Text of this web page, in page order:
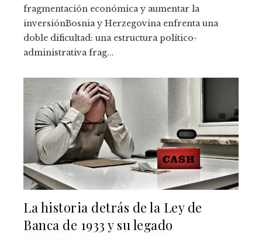
fragmentación económica y aumentar la
inversiónBosnia y Herzegovina enfrenta una
doble dificultad: una estructura político-
administrativa frag...
La historia detrás de la Ley de
Banca de 1933 y su legado